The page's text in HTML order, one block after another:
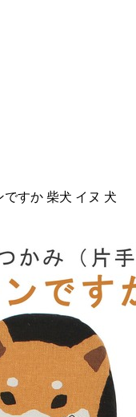
ですか 柴犬 イヌ 犬